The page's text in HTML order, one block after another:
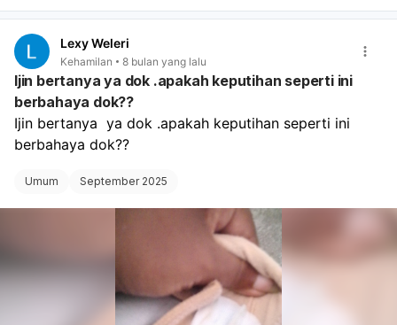
saran yang tepat sesuai dengan riwayat kesehatan Anda.
kondisi tubuh Anda. Jangan ragu untuk segera
berkonsultasi dengan dokter agar kekhawatiran Anda
dapat terjawab dan Anda mendapatkan penanganan
terbaik.
Lexy Weleri
Kehamilan 8 bulan yang lalu
Ijin bertanya ya dok .apakah keputihan seperti ini
berbahaya dok??
Ijin bertanya  ya dok .apakah keputihan seperti ini
berbahaya dok??
Umum September 2025